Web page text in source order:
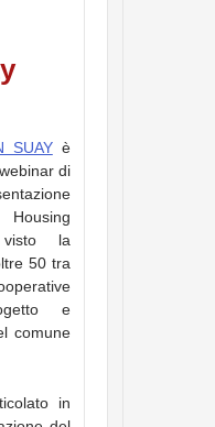
SUAYè
di
la
50 tra
e
comune
in